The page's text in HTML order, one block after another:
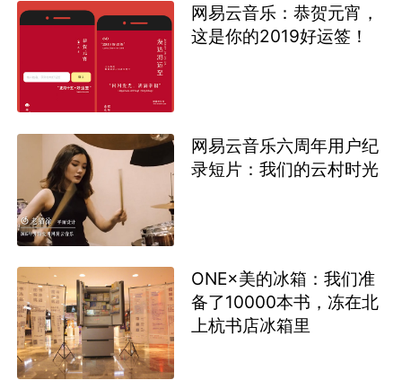
网易云音乐：恭贺元宵，
这是你的2019好运签！
网易云音乐六周年用户纪
录短片：我们的云村时光
ONE×美的冰箱：我们准
备了10000本书，冻在北
上杭书店冰箱里